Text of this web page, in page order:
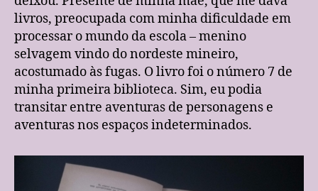
livros, preocupada com minha dificuldade em
processar o mundo da escola – menino
selvagem vindo do nordeste mineiro,
acostumado às fugas. O livro foi o número 7 de
minha primeira biblioteca. Sim, eu podia
transitar entre aventuras de personagens e
aventuras nos espaços indeterminados.